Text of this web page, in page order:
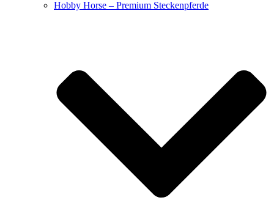
Hobby Horse – Premium Steckenpferde